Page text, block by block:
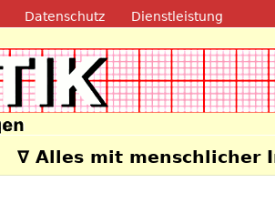
Direkt zum Inhalt
Datenschutz Dienstleistung
∇ Alles mit menschlicher